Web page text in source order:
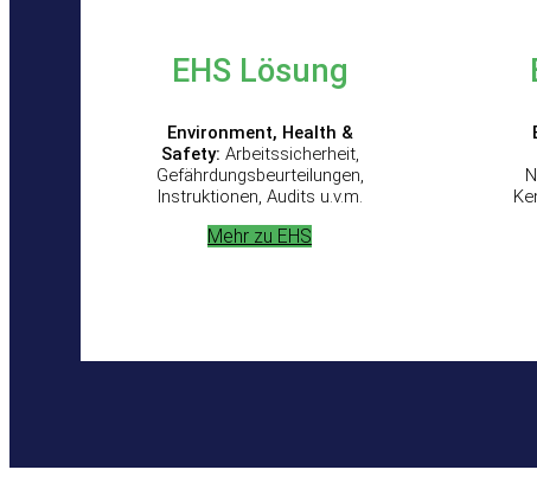
EHS Lösung
Environment, Health &
Safety: Arbeitssicherheit,
Gefährdungsbeurteilungen,
Instruktionen, Audits u.v.m.
Mehr zu EHS